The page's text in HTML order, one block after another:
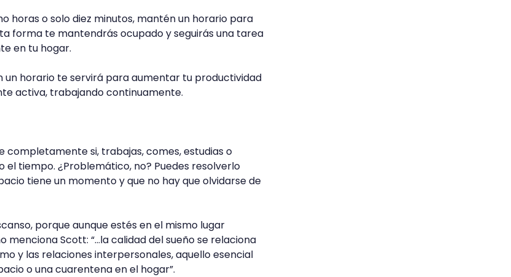
horas o solo diez minutos, mantén un horario para
forma te mantendrás ocupado y seguirás una tarea
en tu hogar.
un horario te servirá para aumentar tu productividad
activa, trabajando continuamente.
completamente si, trabajas, comes, estudias o
el tiempo. ¿Problemático, no? Puedes resolverlo
tiene un momento y que no hay que olvidarse de
porque aunque estés en el mismo lugar
menciona Scott: “...la calidad del sueño se relaciona
y las relaciones interpersonales, aquello esencial
o una cuarentena en el hogar”.